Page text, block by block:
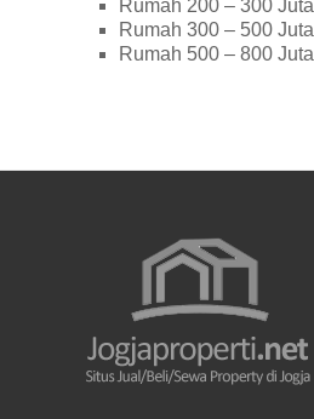
Rumah 200 – 300 Juta
Rumah 300 – 500 Juta
Rumah 500 – 800 Juta